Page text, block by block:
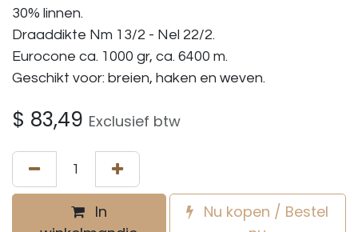
30% linnen.
Draaddikte Nm 13/2 - Nel 22/2.
Eurocone ca. 1000 gr, ca. 6400 m.
Geschikt voor: breien, haken en weven.
$ 83,49 Exclusief btw
In
Nu kopen / Bestel